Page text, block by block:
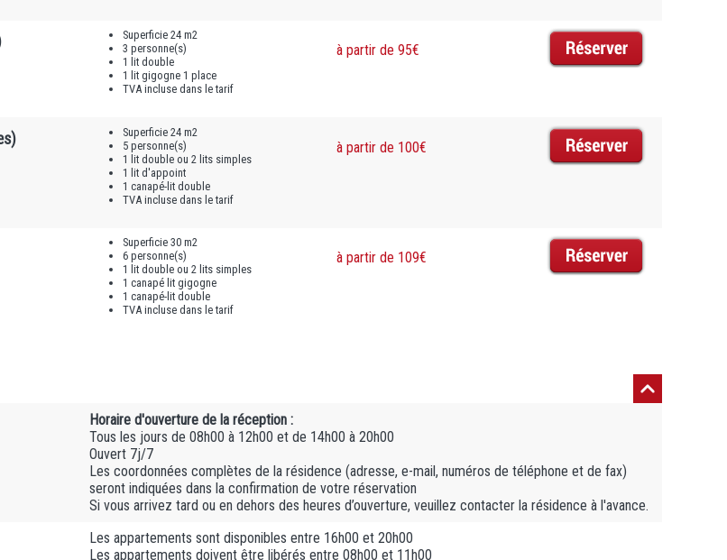
Superficie 24 m2
3 personne(s)
1 lit double
1 lit gigogne 1 place
TVA incluse dans le tarif
à partir de 95€
Superficie 24 m2
5 personne(s)
1 lit double ou 2 lits simples
1 lit d'appoint
1 canapé-lit double
TVA incluse dans le tarif
à partir de 100€
Superficie 30 m2
6 personne(s)
1 lit double ou 2 lits simples
1 canapé lit gigogne
1 canapé-lit double
TVA incluse dans le tarif
à partir de 109€
Horaire d'ouverture de la réception :
Tous les jours de 08h00 à 12h00 et de 14h00 à 20h00
Ouvert 7j/7
Les coordonnées complètes de la résidence (adresse, e-mail, numéros de téléphone et de fax)
seront indiquées dans la confirmation de votre réservation
Si vous arrivez tard ou en dehors des heures d’ouverture, veuillez contacter la résidence à l'avance.
Les appartements sont disponibles entre 16h00 et 20h00
Les appartements doivent être libérés entre 08h00 et 11h00